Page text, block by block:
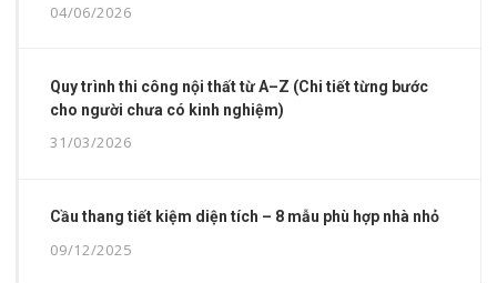
04/06/2026
Quy trình thi công nội thất từ A–Z (Chi tiết từng bước
cho người chưa có kinh nghiệm)
31/03/2026
Cầu thang tiết kiệm diện tích – 8 mẫu phù hợp nhà nhỏ
09/12/2025